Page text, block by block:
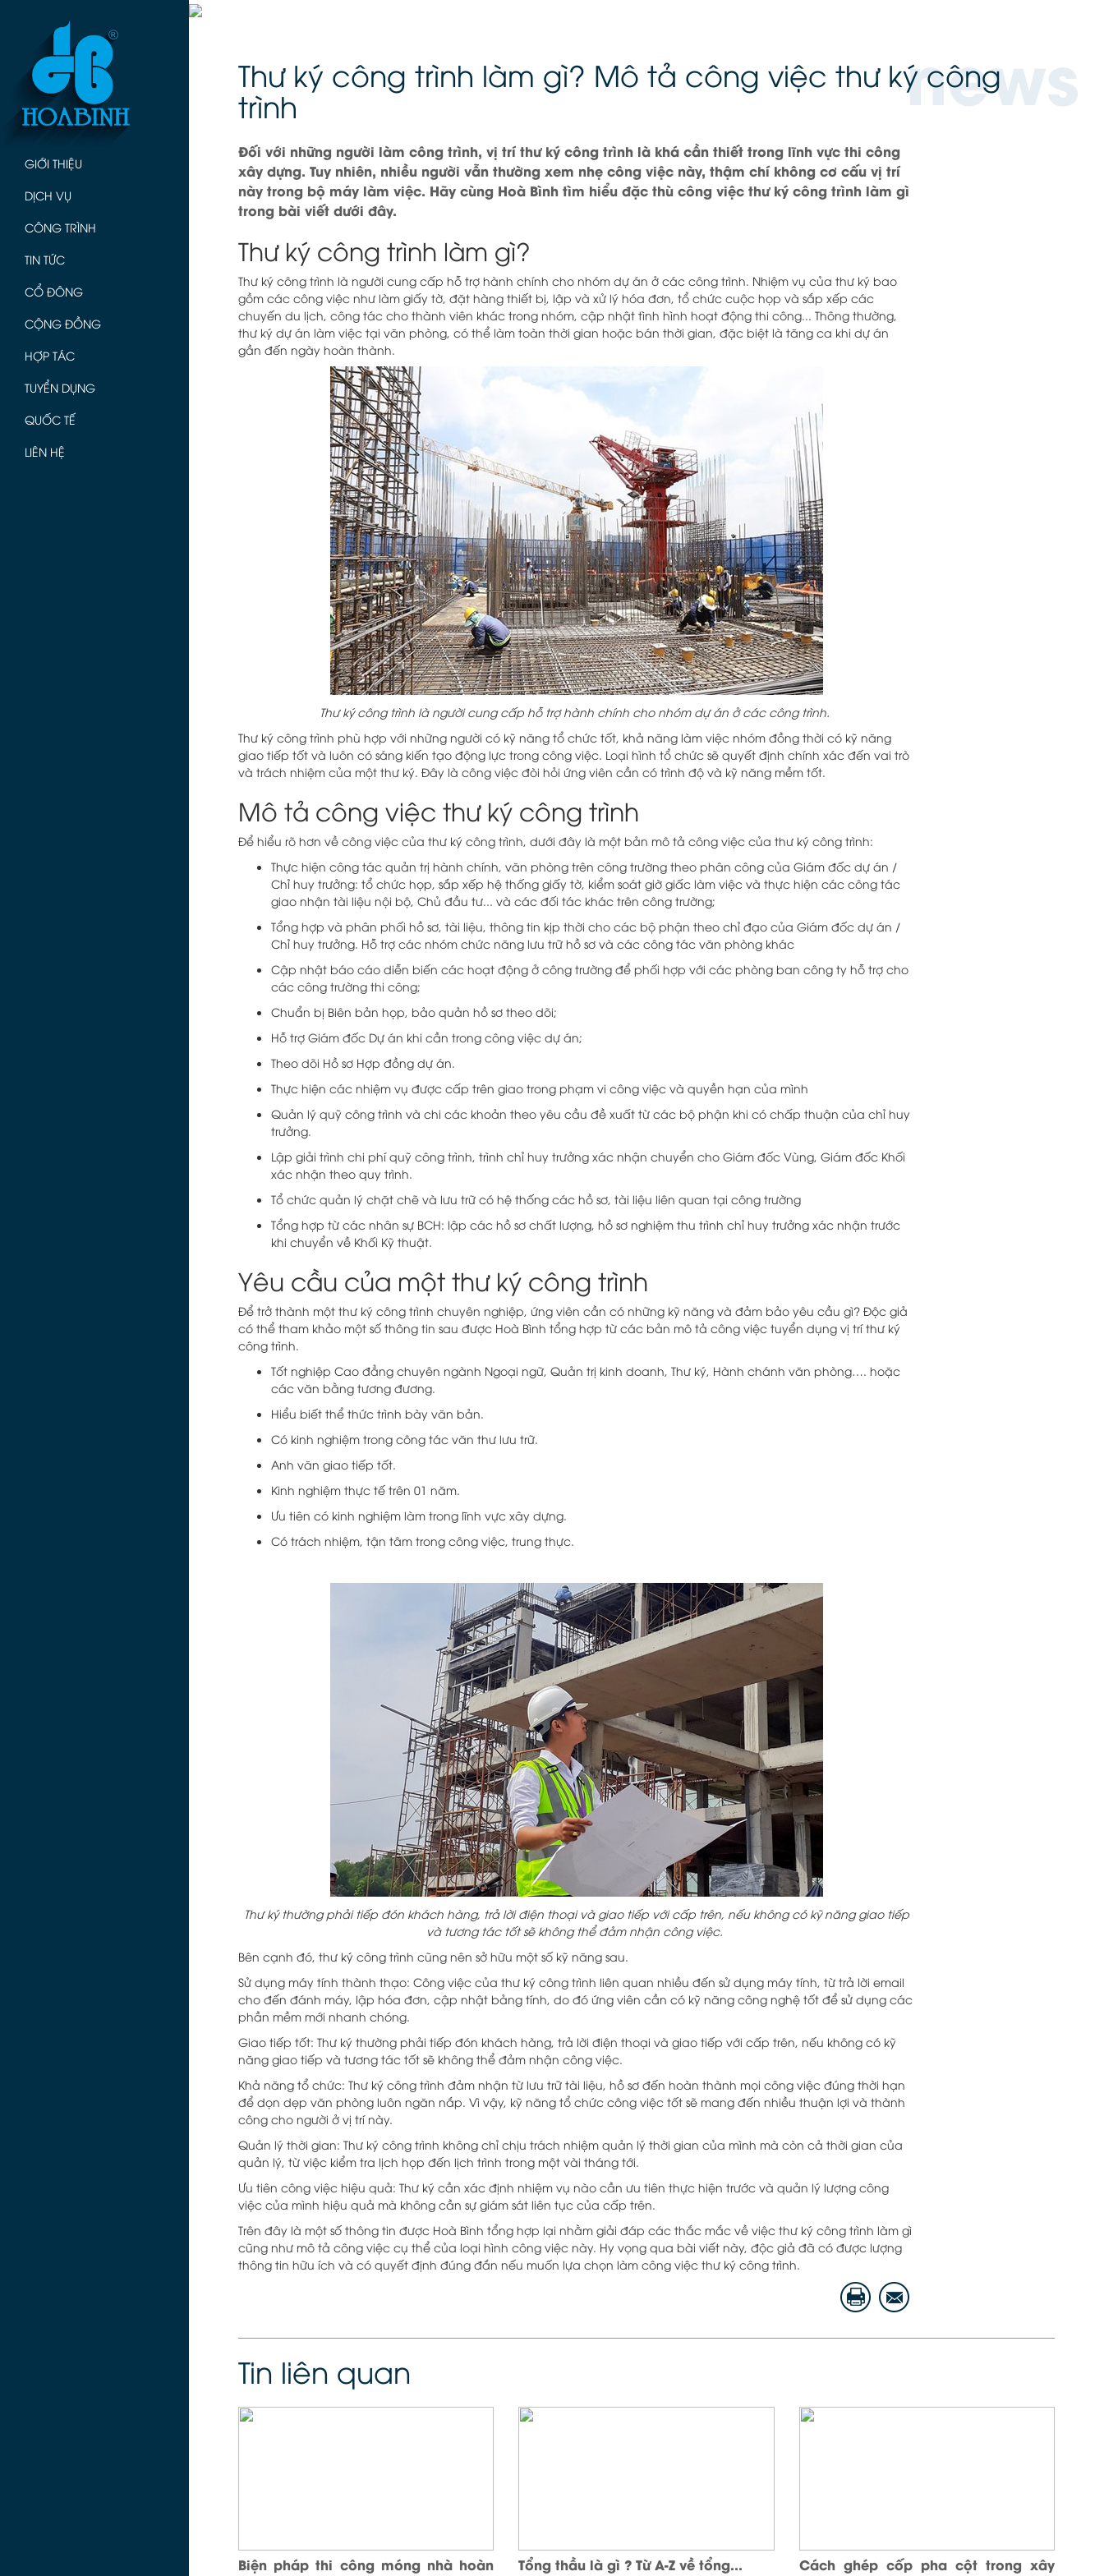
GIỚI THIỆU
DỊCH VỤ
CÔNG TRÌNH
TIN TỨC
CỔ ĐÔNG
CỘNG ĐỒNG
HỢP TÁC
TUYỂN DỤNG
QUỐC TẾ
LIÊN HỆ
Thư ký công trình làm gì? Mô tả công việc thư ký công
trình news
Đối với những người làm công trình, vị trí thư ký công trình là khá cần thiết trong lĩnh vực thi công
xây dựng. Tuy nhiên, nhiều người vẫn thường xem nhẹ công việc này, thậm chí không cơ cấu vị trí
này trong bộ máy làm việc. Hãy cùng Hoà Bình tìm hiểu đặc thù công việc thư ký công trình làm gì
trong bài viết dưới đây.
Thư ký công trình làm gì?
Thư ký công trình là người cung cấp hỗ trợ hành chính cho nhóm dự án ở các công trình. Nhiệm vụ của thư ký bao
gồm các công việc như làm giấy tờ, đặt hàng thiết bị, lập và xử lý hóa đơn, tổ chức cuộc họp và sắp xếp các
chuyến du lịch, công tác cho thành viên khác trong nhóm, cập nhật tình hình hoạt động thi công... Thông thường,
thư ký dự án làm việc tại văn phòng, có thể làm toàn thời gian hoặc bán thời gian, đặc biệt là tăng ca khi dự án
gần đến ngày hoàn thành.
Thư ký công trình là người cung cấp hỗ trợ hành chính cho nhóm dự án ở các công trình.
Thư ký công trình phù hợp với những người có kỹ năng tổ chức tốt, khả năng làm việc nhóm đồng thời có kỹ năng
giao tiếp tốt và luôn có sáng kiến tạo động lực trong công việc. Loại hình tổ chức sẽ quyết định chính xác đến vai trò
và trách nhiệm của một thư ký. Đây là công việc đòi hỏi ứng viên cần có trình độ và kỹ năng mềm tốt.
Mô tả công việc thư ký công trình
Để hiểu rõ hơn về công việc của thư ký công trình, dưới đây là một bản mô tả công việc của thư ký công trình:
Thực hiện công tác quản trị hành chính, văn phòng trên công trường theo phân công của Giám đốc dự án /
Chỉ huy trưởng: tổ chức họp, sắp xếp hệ thống giấy tờ, kiểm soát giờ giấc làm việc và thực hiện các công tác
giao nhận tài liệu nội bộ, Chủ đầu tư... và các đối tác khác trên công trường;
Tổng hợp và phân phối hồ sơ, tài liệu, thông tin kịp thời cho các bộ phận theo chỉ đạo của Giám đốc dự án /
Chỉ huy trưởng. Hỗ trợ các nhóm chức năng lưu trữ hồ sơ và các công tác văn phòng khác
Cập nhật báo cáo diễn biến các hoạt động ở công trường để phối hợp với các phòng ban công ty hỗ trợ cho
các công trường thi công;
Chuẩn bị Biên bản họp, bảo quản hồ sơ theo dõi;
Hỗ trợ Giám đốc Dự án khi cần trong công việc dự án;
Theo dõi Hồ sơ Hợp đồng dự án.
Thực hiện các nhiệm vụ được cấp trên giao trong phạm vi công việc và quyền hạn của mình
Quản lý quỹ công trình và chi các khoản theo yêu cầu đề xuất từ các bộ phận khi có chấp thuận của chỉ huy
trưởng.
Lập giải trình chi phí quỹ công trình, trình chỉ huy trưởng xác nhận chuyển cho Giám đốc Vùng, Giám đốc Khối
xác nhận theo quy trình.
Tổ chức quản lý chặt chẽ và lưu trữ có hệ thống các hồ sơ, tài liệu liên quan tại công trường
Tổng hợp từ các nhân sự BCH: lập các hồ sơ chất lượng, hồ sơ nghiệm thu trình chỉ huy trưởng xác nhận trước
khi chuyển về Khối Kỹ thuật.
Yêu cầu của một thư ký công trình
Để trở thành một thư ký công trình chuyên nghiệp, ứng viên cần có những kỹ năng và đảm bảo yêu cầu gì? Độc giả
có thể tham khảo một số thông tin sau được Hoà Bình tổng hợp từ các bản mô tả công việc tuyển dụng vị trí thư ký
công trình.
Tốt nghiệp Cao đẳng chuyên ngành Ngoại ngữ, Quản trị kinh doanh, Thư ký, Hành chánh văn phòng…. hoặc
các văn bằng tương đương.
Hiểu biết thể thức trình bày văn bản.
Có kinh nghiệm trong công tác văn thư lưu trữ.
Anh văn giao tiếp tốt.
Kinh nghiệm thực tế trên 01 năm.
Ưu tiên có kinh nghiệm làm trong lĩnh vực xây dựng.
Có trách nhiệm, tận tâm trong công việc, trung thực.
Thư ký thường phải tiếp đón khách hàng, trả lời điện thoại và giao tiếp với cấp trên, nếu không có kỹ năng giao tiếp
và tương tác tốt sẽ không thể đảm nhận công việc.
Bên cạnh đó, thư ký công trình cũng nên sở hữu một số kỹ năng sau.
Sử dụng máy tính thành thạo: Công việc của thư ký công trình liên quan nhiều đến sử dụng máy tính, từ trả lời email
cho đến đánh máy, lập hóa đơn, cập nhật bảng tính, do đó ứng viên cần có kỹ năng công nghệ tốt để sử dụng các
phần mềm mới nhanh chóng.
Giao tiếp tốt: Thư ký thường phải tiếp đón khách hàng, trả lời điện thoại và giao tiếp với cấp trên, nếu không có kỹ
năng giao tiếp và tương tác tốt sẽ không thể đảm nhận công việc.
Khả năng tổ chức: Thư ký công trình đảm nhận từ lưu trữ tài liệu, hồ sơ đến hoàn thành mọi công việc đúng thời hạn
để dọn dẹp văn phòng luôn ngăn nắp. Vì vậy, kỹ năng tổ chức công việc tốt sẽ mang đến nhiều thuận lợi và thành
công cho người ở vị trí này.
Quản lý thời gian: Thư ký công trình không chỉ chịu trách nhiệm quản lý thời gian của mình mà còn cả thời gian của
quản lý, từ việc kiểm tra lịch họp đến lịch trình trong một vài tháng tới.
Ưu tiên công việc hiệu quả: Thư ký cần xác định nhiệm vụ nào cần ưu tiên thực hiện trước và quản lý lượng công
việc của mình hiệu quả mà không cần sự giám sát liên tục của cấp trên.
Trên đây là một số thông tin được Hoà Bình tổng hợp lại nhằm giải đáp các thắc mắc về việc thư ký công trình làm gì
cũng như mô tả công việc cụ thể của loại hình công việc này. Hy vọng qua bài viết này, độc giả đã có được lượng
thông tin hữu ích và có quyết định đúng đắn nếu muốn lựa chọn làm công việc thư ký công trình.
Tin liên quan
Biện pháp thi công móng nhà hoàn
Tổng thầu là gì ? Từ A-Z về tổng...
Cách ghép cốp pha cột trong xây